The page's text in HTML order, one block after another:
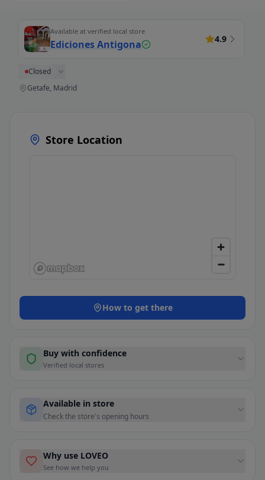
Available at verified local store
Ediciones Antigona 4.9
Closed
Getafe, Madrid
Store Location
How to get there
Buy with confidence
Verified local stores
Available in store
Check the store's opening hours
Why use LOVEO
See how we help you